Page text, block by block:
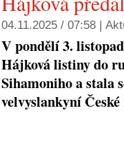
04.11.2025 / 07:58 |
V pondělí 3.
Hájková listiny do
Sihamoniho a stala
velvyslankyní